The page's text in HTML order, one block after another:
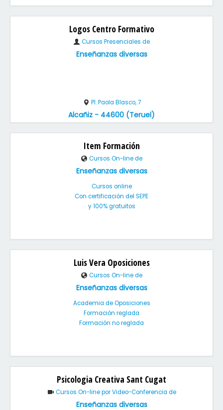
Logos Centro Formativo
Cursos Presenciales de
Enseñanzas diversas
Pl. Paola Blasco, 7
Alcañiz - 44600 (Teruel)
Item Formación
Cursos On-line de
Enseñanzas diversas
Cursos online
Con certificación del SEPE
y 100% gratuitos
Luis Vera Oposiciones
Cursos On-line de
Enseñanzas diversas
Academia de Oposiciones
Formación reglada
Formación no reglada
Psicologia Creativa Sant Cugat
Cursos On-line por Video-Conferencia de
Enseñanzas diversas